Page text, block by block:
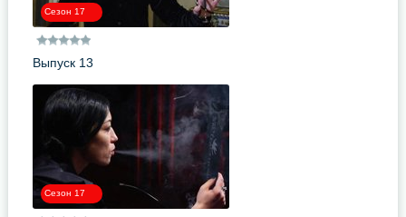
Сезон 17
Выпуск 13
Сезон 17